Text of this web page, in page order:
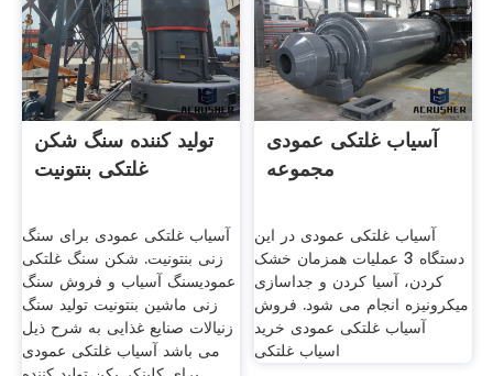
تولید کننده سنگ شکن
غلتکی بنتونیت
آسیاب غلتکی عمودی برای سنگ
زنی بنتونیت. شکن سنگ غلتکی
عمودیسنگ آسیاب و فروش سنگ
زنی ماشین بنتونیت تولید سنگ
زنیالات صنایع غذایی به شرح ذیل
می باشد آسیاب غلتکی عمودی
آسیاب غلتکی عمودی
مجموعه
آسیاب غلتکی عمودی در این
دستگاه 3 عملیات همزمان خشک
کردن، آسیا کردن و جداسازی
میکرونیزه انجام می شود. فروش
آسیاب غلتکی عمودی خرید
اسیاب غلتکی